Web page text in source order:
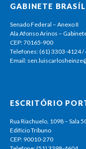
GABINETE
Senado Federal – Anexo II
Ala Afonso Arinos –
CEP: 70165-900
Telefones: (61) 3303-4124 /
Email:
ESCRITÓRIO
Rua Riachuelo, 1098 – Sala
Edifício Tribuno
CEP: 90010-270